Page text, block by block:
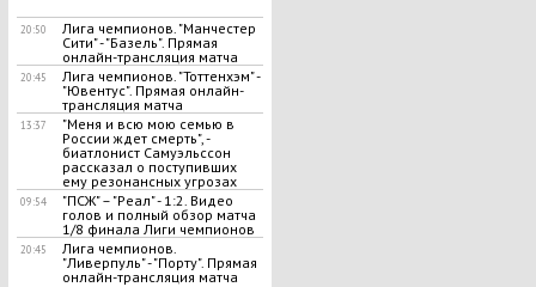
20:50
Лига чемпионов. "Манчестер
Сити" - "Базель". Прямая
онлайн-трансляция матча
20:45
Лига чемпионов. "Тоттенхэм" -
"Ювентус". Прямая онлайн-
трансляция матча
13:37
"Меня и всю мою семью в
России ждет смерть", -
биатлонист Самуэльссон
рассказал о поступивших
ему резонансных угрозах
09:54
"ПСЖ" – "Реал" - 1:2. Видео
голов и полный обзор матча
1/8 финала Лиги чемпионов
20:45
Лига чемпионов.
"Ливерпуль" - "Порту". Прямая
онлайн-трансляция матча